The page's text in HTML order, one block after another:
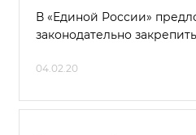
В «Единой России»
законодательно
04.02.20